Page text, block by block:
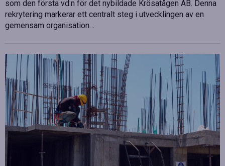
som den första vd:n för det nybildade Krösatågen AB. Denna
rekrytering markerar ett centralt steg i utvecklingen av en
gemensam organisation…